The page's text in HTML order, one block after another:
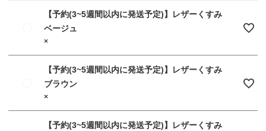
【予約(3~5週間以内に発送予定)】レザーくすみ
ベージュ
×
【予約(3~5週間以内に発送予定)】レザーくすみ
ブラウン
×
【予約(3~5週間以内に発送予定)】レザーくすみ